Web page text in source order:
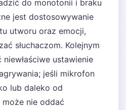
do monotonii i braku
jest dostosowywanie
utworu oraz emocji,
słuchaczom. Kolejnym
ustawienie
jeśli mikrofon
lub daleko od
może nie oddać